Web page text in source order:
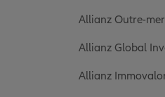
Allianz Outre-mer
Allianz Global
Allianz